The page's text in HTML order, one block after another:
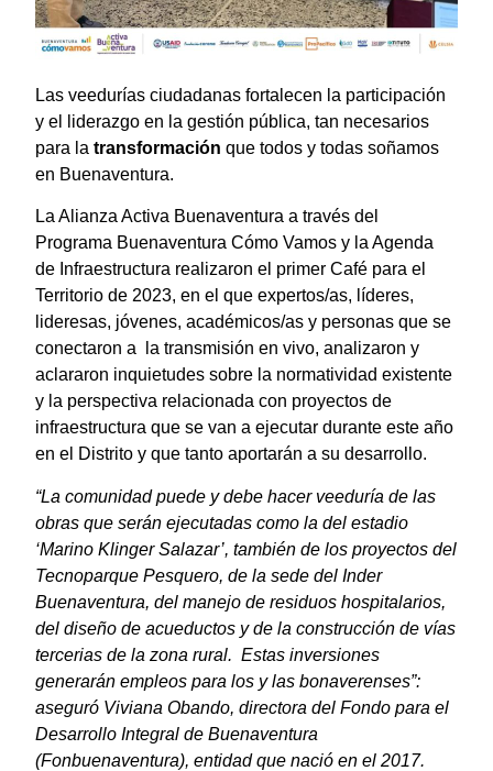
Las veedurías ciudadanas fortalecen la participación
y el liderazgo en la gestión pública, tan necesarios
para latransformación que todos y todas soñamos
en Buenaventura.
La Alianza Activa Buenaventura a través del
Programa Buenaventura Cómo Vamos y la Agenda
de Infraestructura realizaron el primer Café para el
Territorio de 2023, en el que expertos/as, líderes,
lideresas, jóvenes, académicos/as y personas que se
conectaron a la transmisión en vivo, analizaron y
aclararon inquietudes sobre la normatividad existente
y la perspectiva relacionada con proyectos de
infraestructura que se van a ejecutar durante este año
en el Distrito y que tanto aportarán a su desarrollo.
“La comunidad puede y debe hacer veeduría de las
obras que serán ejecutadas como la del estadio
‘Marino Klinger Salazar’, también de los proyectos del
Tecnoparque Pesquero, de la sede del Inder
Buenaventura, del manejo de residuos hospitalarios,
del diseño de acueductos y de la construcción de vías
tercerias de la zona rural. Estas inversiones
generarán empleos para los y las bonaverenses”:
aseguró Viviana Obando, directora del Fondo para el
Desarrollo Integral de Buenaventura
(Fonbuenaventura), entidad que nació en el 2017.